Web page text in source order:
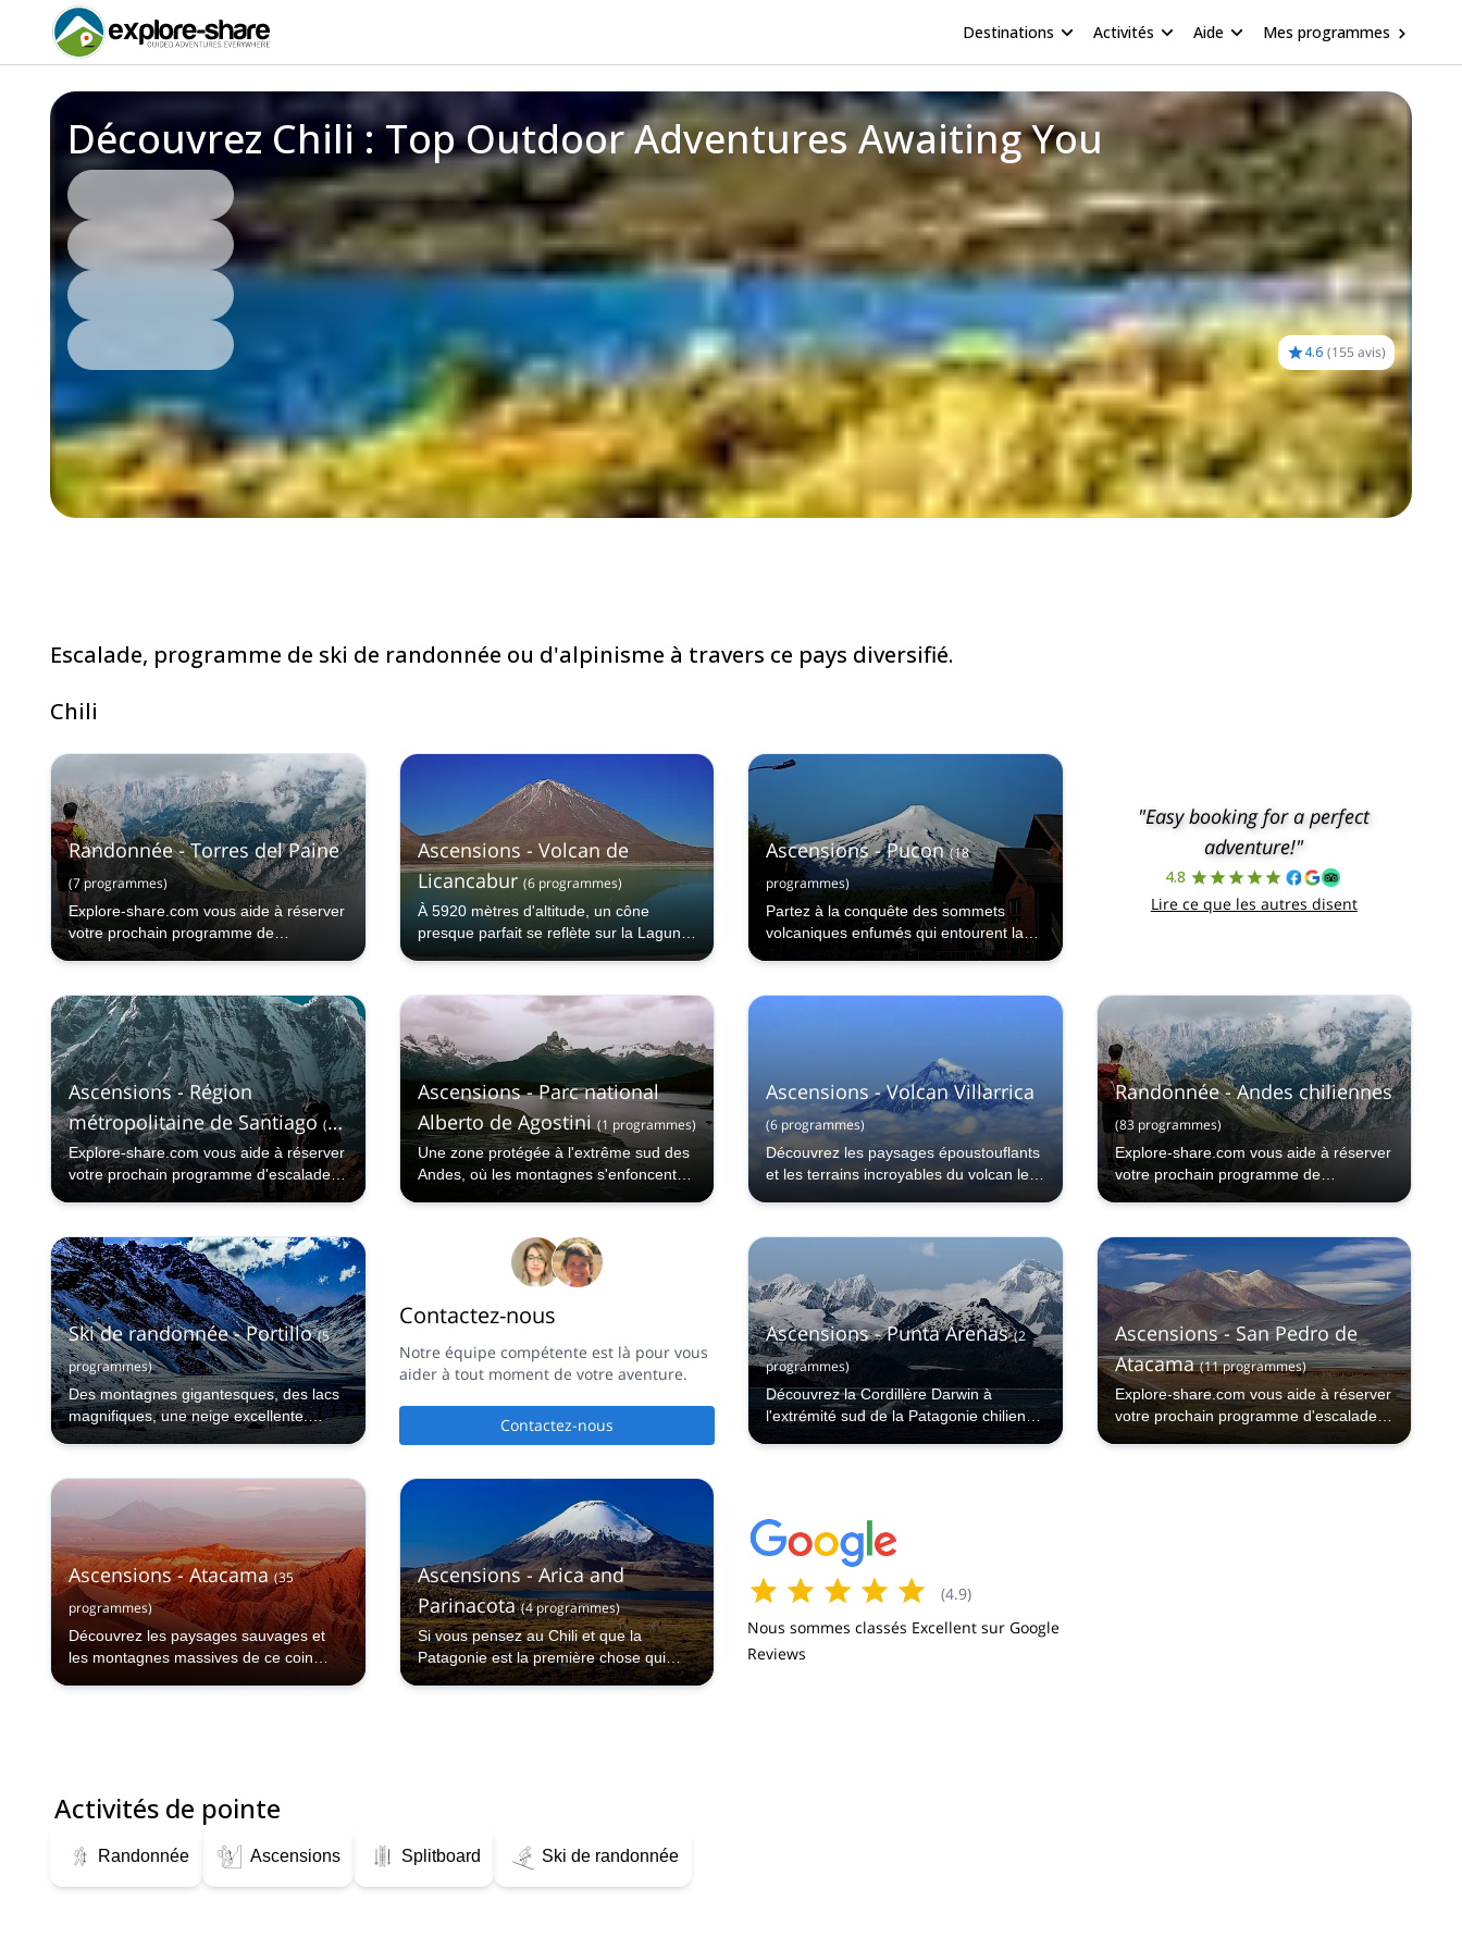
Destinations Activités Aide Mes programmes
Découvrez Chili : Top Outdoor Adventures Awaiting You
4.6 (155 avis)
Escalade, programme de ski de randonnée ou d'alpinisme à travers ce pays diversifié.
Chili
Randonnée - Torres del Paine
(7programmes)
Explore-share.com vous aide à réserver
votre prochain programme de
randonnée à Torres del Paine.
Ascensions - Volcan de
Licancabur (6 programmes)
À 5920 mètres d'altitude, un cône
presque parfait se reflète sur la Laguna
Verde. C'est le volcan Licancabur, un
Bolivie et le Chili, au cœur des Andes.
Ascensions - Pucon (18
programmes)
Partez à la conquête des sommets
volcaniques enfumés qui entourent la
pittoresque ville de Pucon.
"Easy booking for a perfect
adventure!"
4.8
Lire ce que les autres disent
Ascensions - Région
métropolitaine de Santiago (45
programmes)
Explore-share.com vous aide à réserver
votre prochain programme d'escalade
dans la région métropolitaine de
Ascensions - Parc national
Alberto de Agostini (1 programmes)
Une zone protégée à l'extrême sud des
Andes, où les montagnes s'enfoncent
Ascensions - Volcan Villarrica
(6 programmes)
Découvrez les paysages époustouflants
et les terrains incroyables du volcan le
Randonnée - Andes chiliennes
(83 programmes)
Explore-share.com vous aide à réserver
votre prochain programme de
randonnée dans les Andes chiliennes.
Ski de randonnée - Portillo (5
programmes)
Des montagnes gigantesques, des lacs
magnifiques, une neige excellente.
Portillo, au Chili, possède tout cela et
est le moyen idéal de le voir !
Contactez-nous
Notre équipe compétente est là pour vous
aider à tout moment de votre aventure.
Contactez-nous
Ascensions - Punta Arenas (2
programmes)
Découvrez la Cordillère Darwin à
l'extrémité sud de la Patagonie chilienne
Ascensions - San Pedro de
Atacama (11programmes)
Explore-share.com vous aide à réserver
votre prochain programme d'escalade à
San Pedro de Atacama.
Ascensions - Atacama (35
programmes)
Découvrez les paysages sauvages et
les montagnes massives de ce coin
Ascensions - Arica and
Parinacota (4programmes)
Si vous pensez au Chili et que la
Patagonie est la première chose qui
vous vient à l'esprit, c'est que vous
(4.9)
Nous sommes classés Excellent sur Google
Reviews
Activités de pointe
Randonnée Ascensions Splitboard Ski de randonnée